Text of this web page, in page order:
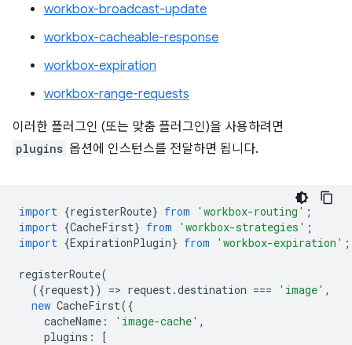
workbox-broadcast-update
workbox-cacheable-response
workbox-expiration
workbox-range-requests
이러한 플러그인 (또는 맞춤 플러그인)을 사용하려면
plugins 옵션에 인스턴스를 전달하면 됩니다.
import {registerRoute} from 'workbox-routing' ;
import {CacheFirst} from 'workbox-strategies' ;
import {ExpirationPlugin} from 'workbox-expiration' ;
registerRoute(
({request}) => request .destination === 'image' ,
new CacheFirst({
cacheName : 'image-cache' ,
plugins :
[